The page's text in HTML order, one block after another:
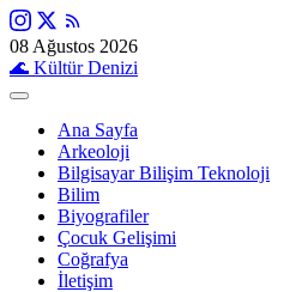
08 Ağustos 2026
🌊 Kültür Denizi
Ana Sayfa
Arkeoloji
Bilgisayar Bilişim Teknoloji
Bilim
Biyografiler
Çocuk Gelişimi
Coğrafya
İletişim